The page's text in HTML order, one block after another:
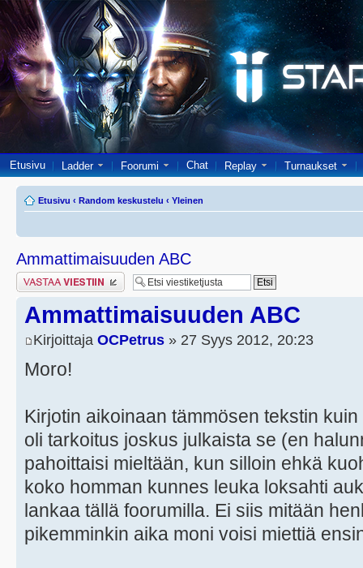
Etusivu Ladder Foorumi Chat Replay Turnaukset
Etusivu ‹ Random keskustelu ‹ Yleinen
Ammattimaisuuden ABC
Lähetä vastaus
Ammattimaisuuden ABC
Kirjoittaja OCPetrus » 27 Syys 2012, 20:23
Moro!
Kirjotin aikoinaan tämmösen tekstin
oli tarkoitus joskus julkaista se (en
pahoittaisi mieltään, kun silloin ehkä
koko homman kunnes leuka loksahti
lankaa tällä foorumilla. Ei siis mitään
pikemminkin aika moni voisi miettiä